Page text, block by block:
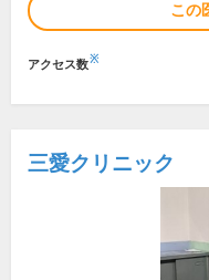
この
アクセス数※
三愛クリニック